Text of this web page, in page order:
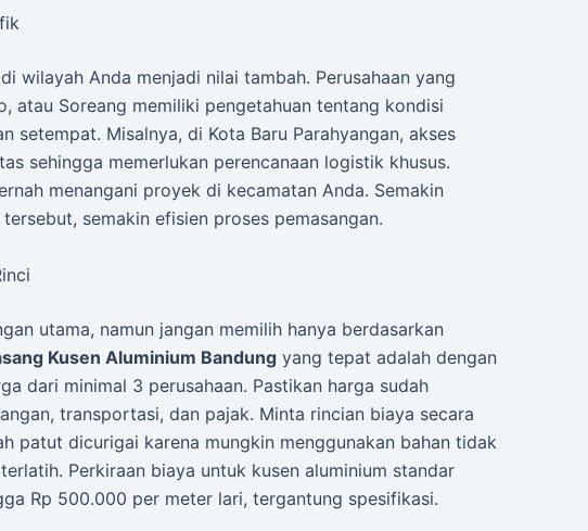
wilayah Anda menjadi nilai tambah. Perusahaan yang
atau Soreang memiliki pengetahuan tentang kondisi
setempat. Misalnya, di Kota Baru Parahyangan, akses
sehingga memerlukan perencanaan logistik khusus.
menangani proyek di kecamatan Anda. Semakin
semakin efisien proses pemasangan.
utama, namun jangan memilih hanya berdasarkan
Kusen Aluminium Bandung yang tepat adalah dengan
dari minimal 3 perusahaan. Pastikan harga sudah
transportasi, dan pajak. Minta rincian biaya secara
patut dicurigai karena mungkin menggunakan bahan tidak
Perkiraan biaya untuk kusen aluminium standar
Rp 500.000 per meter lari, tergantung spesifikasi.